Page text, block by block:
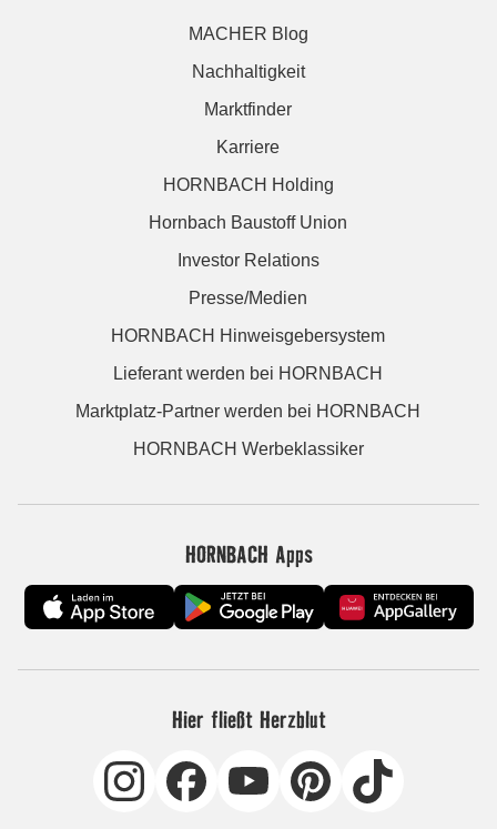
MACHER Blog
Nachhaltigkeit
Marktfinder
Karriere
HORNBACH Holding
Hornbach Baustoff Union
Investor Relations
Presse/Medien
HORNBACH Hinweisgebersystem
Lieferant werden bei HORNBACH
Marktplatz-Partner werden bei HORNBACH
HORNBACH Werbeklassiker
HORNBACH Apps
Hier fließt Herzblut